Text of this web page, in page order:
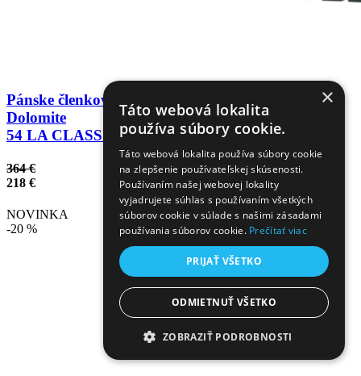
Pánske členkové topánky
Dolomite
54 LA CLASSICA
364 €
218 €
NOVINKA
-20 %
×
Táto webová lokalita
používa súbory cookie.
Táto webová lokalita používa súbory cookie
na zlepšenie používateľskej skúsenosti.
Používaním našej webovej lokality
vyjadrujete súhlas s používaním všetkých
súborov cookie v súlade s našimi zásadami
používania súborov cookie. Prečítať viac
PRIJAŤ VŠETKO
ODMIETNUŤ VŠETKO
ZOBRAZIŤ PODROBNOSTI